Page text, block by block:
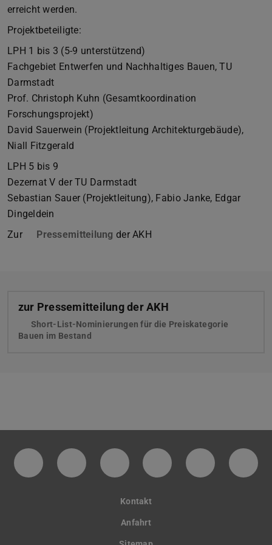
erreicht werden.
Projektbeteiligte:
LPH 1 bis 3 (5-9 unterstützend)
Fachgebiet Entwerfen und Nachhaltiges Bauen, TU
Darmstadt
Prof. Christoph Kuhn (Gesamtkoordination
Forschungsprojekt)
David Sauerwein (Projektleitung Architekturgebäude),
Niall Fitzgerald
LPH 5 bis 9
Dezernat V der TU Darmstadt
Sebastian Sauer (Projektleitung), Fabio Janke, Edgar
Dingeldein
Zur
Pressemitteilung der AKH
zur Pressemitteilung der AKH
Short-List-Nominierungen für die Preiskategorie
Bauen im Bestand
Facebookseite des Fachbereichs
Instagram-Seite des Fachbereichs
LinkedIn-Profil des
YouTube-Kanal
Twitter-
Kontakt
Anfahrt